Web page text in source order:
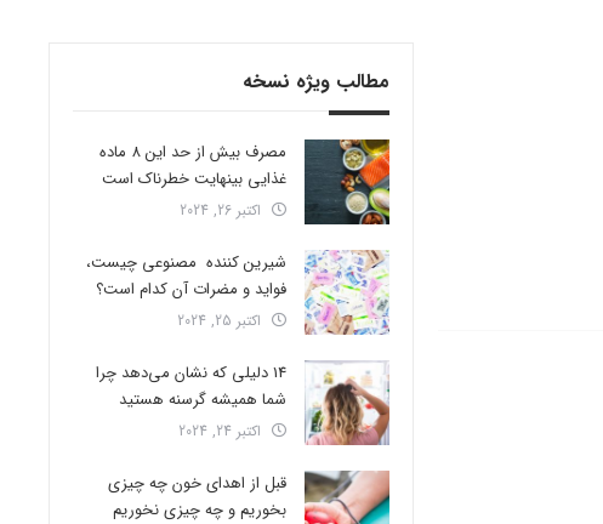
مطالب ویژه نسخه
مصرف بیش از حد این 8 ماده
غذایی بینهایت خطرناک است
اکتبر 26, 2024
شیرین کننده مصنوعی چیست،
فواید و مضرات آن کدام است؟
اکتبر 25, 2024
14 دلیلی که نشان می‌دهد چرا
شما همیشه گرسنه هستید
اکتبر 24, 2024
قبل از اهدای خون چه چیزی
بخوریم و چه چیزی نخوریم